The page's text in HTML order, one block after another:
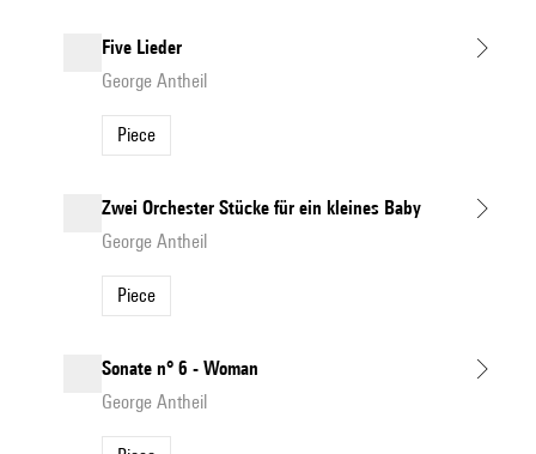
Five Lieder
George Antheil
Piece
Zwei Orchester Stücke für ein kleines Baby
George Antheil
Piece
Sonate n° 6 - Woman
George Antheil